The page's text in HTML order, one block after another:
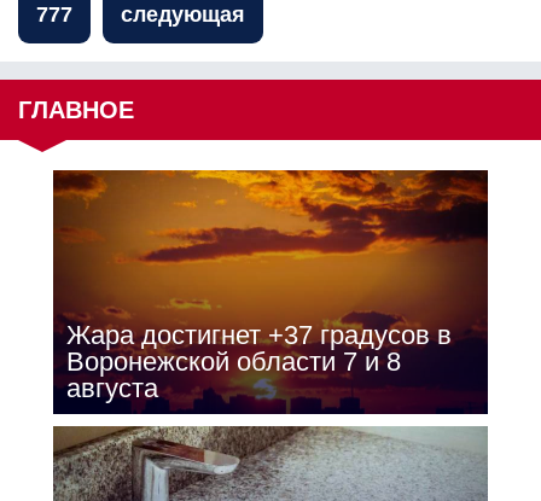
777 следующая
ГЛАВНОЕ
Жара достигнет +37 градусов в
Воронежской области 7 и 8
августа